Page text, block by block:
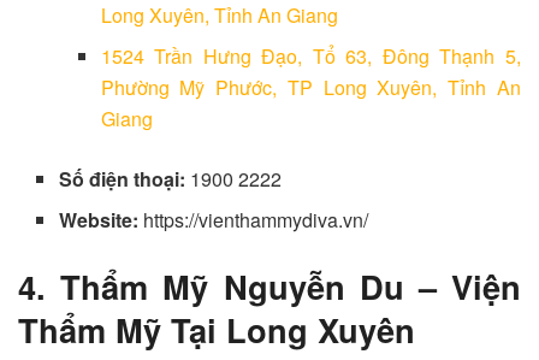
Long Xuyên, Tỉnh An Giang
1524 Trần Hưng Đạo, Tổ 63, Đông Thạnh 5,
Phường Mỹ Phước, TP Long Xuyên, Tỉnh An
Giang
Số điện thoại: 1900 2222
Website: https://vienthammydiva.vn/
4. Thẩm Mỹ Nguyễn Du – Viện
Thẩm Mỹ Tại Long Xuyên